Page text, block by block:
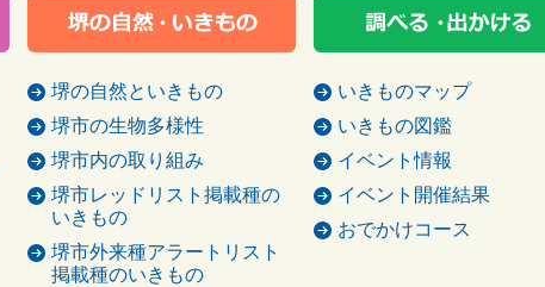
堺の自然といきもの
堺市の生物多様性
堺市内の取り組み
堺市レッドリスト掲載種の
いきもの
堺市外来種アラートリスト
掲載種のいきもの
いきものマップ
いきもの図鑑
イベント情報
イベント開催結果
おでかけコース